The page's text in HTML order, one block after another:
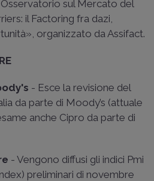
sul Mercato del
il Factoring fra dazi,
organizzato da Assifact.
- Esce la revisione del
da parte di Moody’s (attuale
anche Cipro da parte di
- Vengono diffusi gli indici Pmi
preliminari di novembre